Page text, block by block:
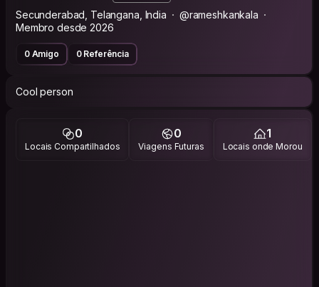
Secunderabad, Telangana, India
@rameshkankala
Membro desde 2026
0 Amigo 0 Referência
Cool person
0
Locais Compartilhados
0
Viagens Futuras
1
Locais onde Morou